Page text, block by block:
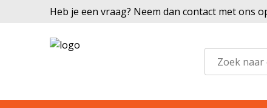
Heb je een vraag? Neem dan contact met ons